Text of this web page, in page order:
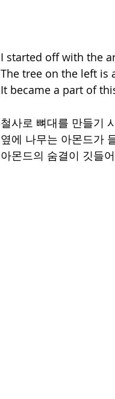
I started off with the
The tree on the left is
It became a part of
철사로 뼈대를 만들기
옆에 나무는 아몬드가
아몬드의 숨결이 깃들